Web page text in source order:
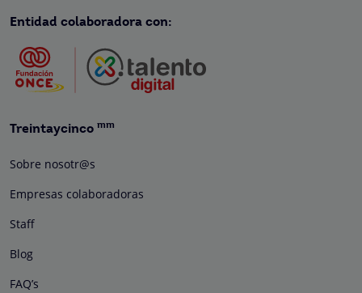
Entidad colaboradora con:
Treintaycinco mm
Sobre nosotr@s
Empresas colaboradoras
Staff
Blog
FAQ’s